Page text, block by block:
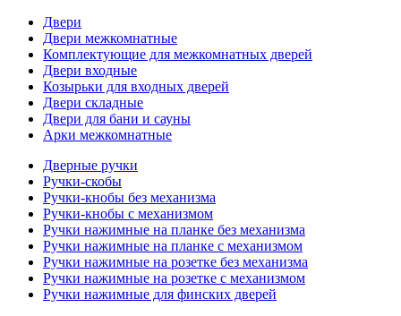
Двери
Двери межкомнатные
Комплектующие для межкомнатных дверей
Двери входные
Козырьки для входных дверей
Двери складные
Двери для бани и сауны
Арки межкомнатные
Дверные ручки
Ручки-скобы
Ручки-кнобы без механизма
Ручки-кнобы с механизмом
Ручки нажимные на планке без механизма
Ручки нажимные на планке с механизмом
Ручки нажимные на розетке без механизма
Ручки нажимные на розетке с механизмом
Ручки нажимные для финских дверей